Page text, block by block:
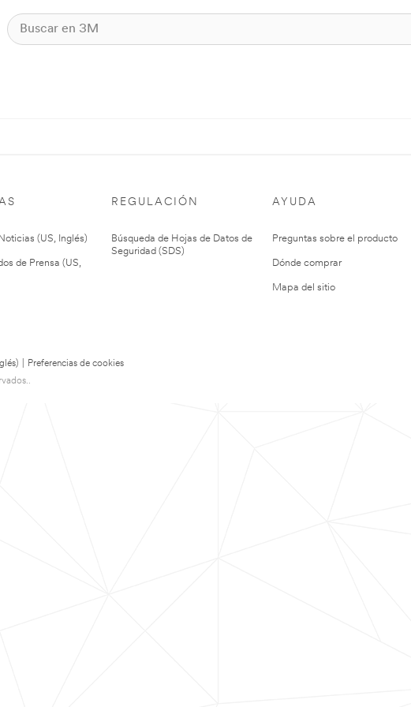
(US, Inglés)
de Prensa (US,
REGULACIÓN
Búsqueda de Hojas de Datos de
Seguridad (SDS)
AYUDA
Preguntas sobre el producto
Dónde comprar
Mapa del sitio
Preferencias de cookies